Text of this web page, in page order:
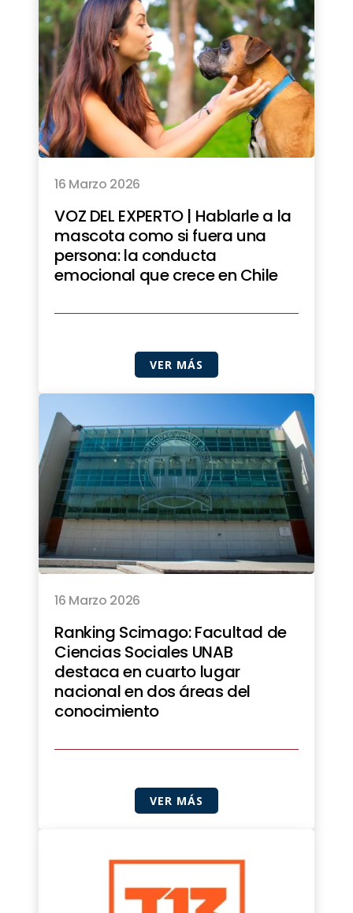
16 Marzo 2026
VOZ DEL EXPERTO | Hablarle a la
mascota como si fuera una
persona: la conducta
emocional que crece en Chile
VER MÁS
16 Marzo 2026
Ranking Scimago: Facultad de
Ciencias Sociales UNAB
destaca en cuarto lugar
nacional en dos áreas del
conocimiento
VER MÁS